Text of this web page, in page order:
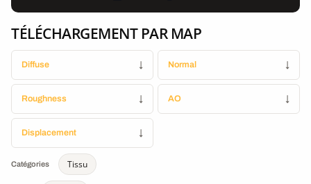
TÉLÉCHARGEMENT PAR MAP
Diffuse ↓ Normal ↓
Roughness ↓ AO ↓
Displacement ↓
Catégories Tissu